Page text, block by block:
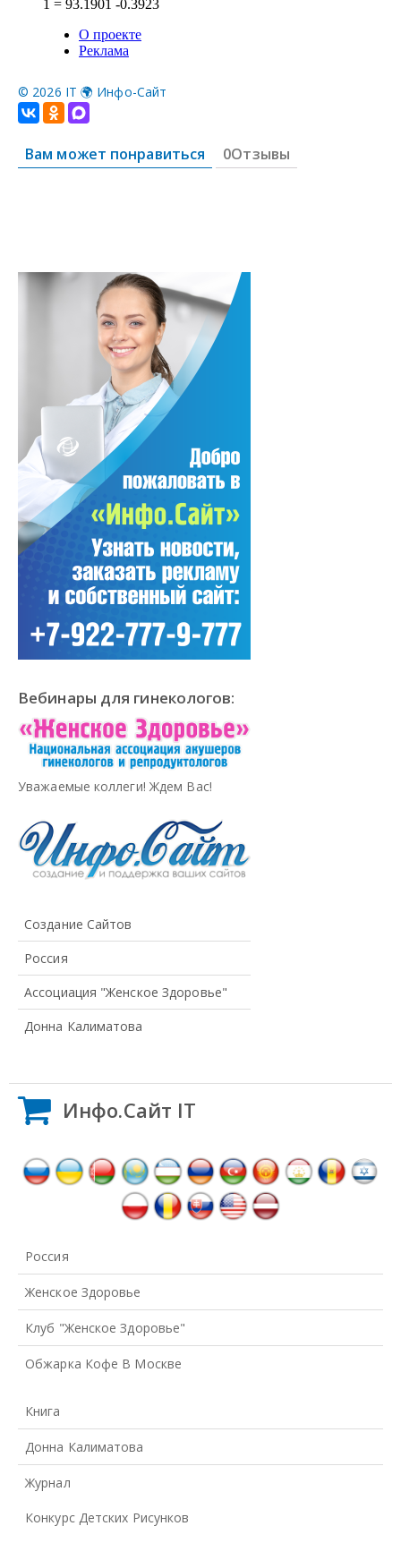
© 2026 IT 🌍 Инфо-Сайт
Вам может понравиться 0Отзывы
Вебинары для гинекологов:
Уважаемые коллеги! Ждем Вас!
Создание Сайтов
Россия
Ассоциация "Женское Здоровье"
Донна Калиматова
Инфо.Сайт IT
Россия
Женское Здоровье
Клуб "Женское Здоровье"
Обжарка Кофе В Москве
Книга
Донна Калиматова
Журнал
Конкурс Детских Рисунков